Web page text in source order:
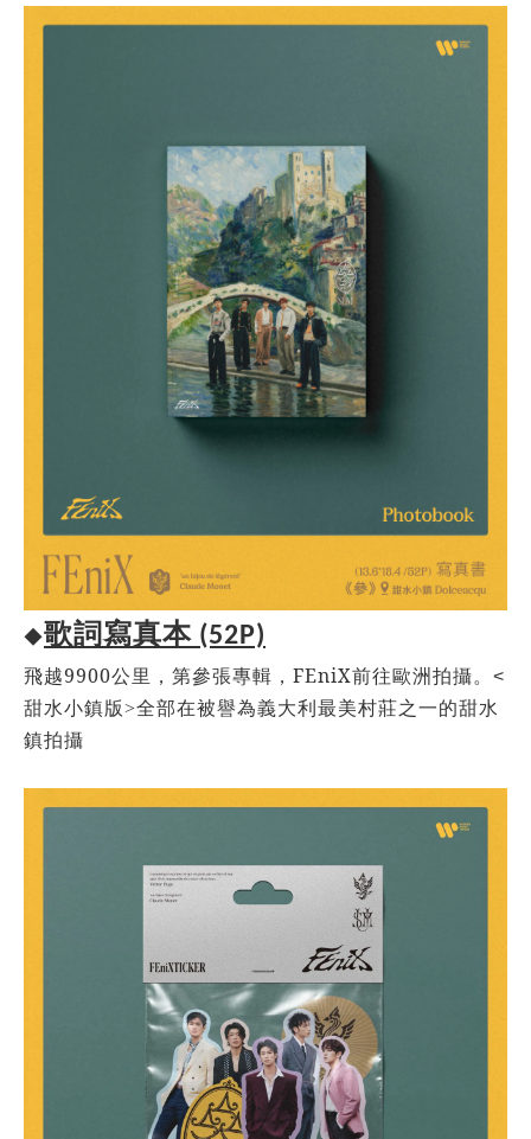
◆歌詞寫真本 (52P)
飛越9900公里，第參張專輯， FEniX前往歐洲拍攝。 <
甜水小鎮版>全部在被譽為義大利最美村莊之一的甜水
鎮拍攝